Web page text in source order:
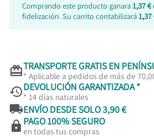
Comprando este producto ganara1,37 €
fidelización. Su carrito contabilizará1,37
TRANSPORTE GRATIS EN
* Aplicable a pedidos de más de
DEVOLUCIÓN GARANTIZADA *
* 14 días naturales
ENVÍO DESDE SOLO 3,90 €
 PAGO 100% SEGURO
en todas tus compras